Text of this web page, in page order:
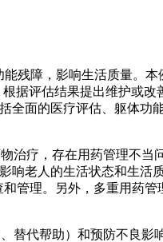
残障，影响生活质量。
据评估结果提出维护或
面的医疗评估、躯体功
治疗，存在用药管理不
老人的生活状态和生活
管理。另外，多重用药
替代帮助）和预防不良影